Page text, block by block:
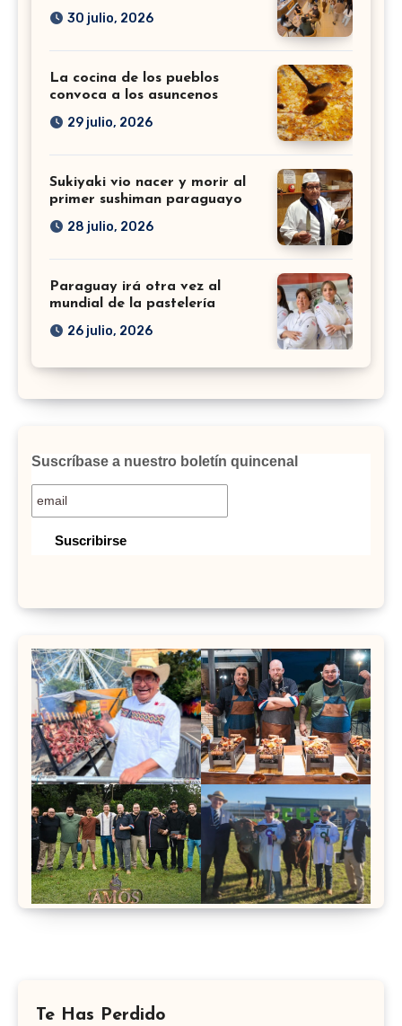
30 julio, 2026
La cocina de los pueblos
convoca a los asuncenos
29 julio, 2026
Sukiyaki vio nacer y morir al
primer sushiman paraguayo
28 julio, 2026
Paraguay irá otra vez al
mundial de la pastelería
26 julio, 2026
Suscríbase a nuestro boletín quincenal
Te Has Perdido